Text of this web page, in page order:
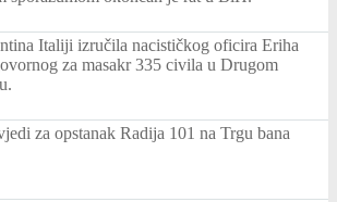
Italiji izručila nacističkog oficira Eriha
za masakr 335 civila u Drugom
za opstanak Radija 101 na Trgu bana